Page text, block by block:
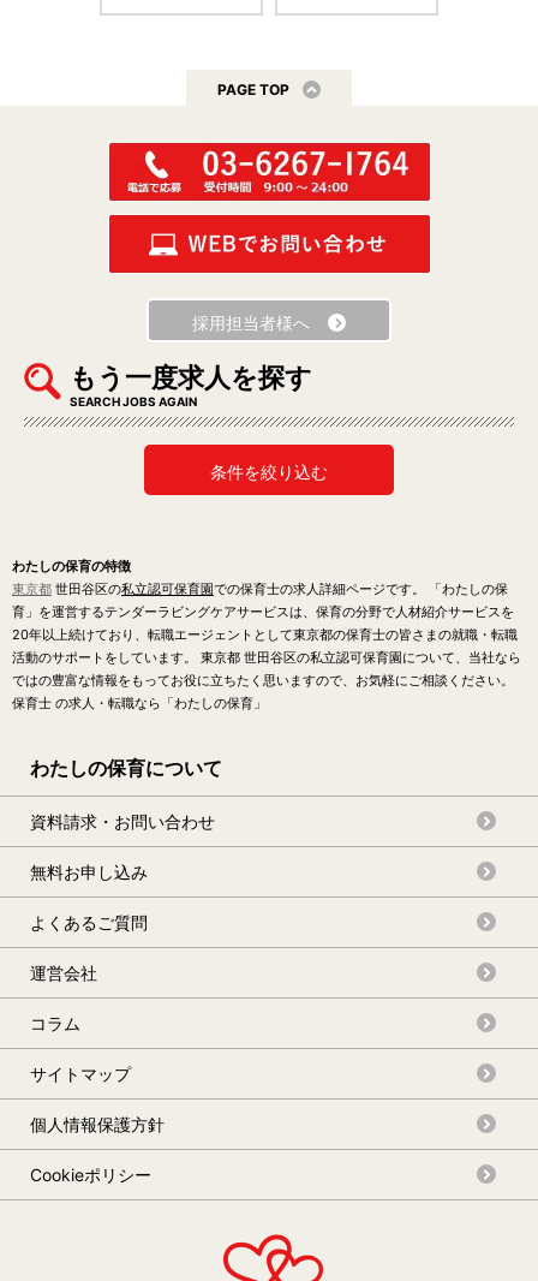
PAGE TOP
採用担当者様へ
もう一度求人を探す
SEARCH JOBS AGAIN
条件を絞り込む
わたしの保育の特徴
東京都 世田谷区の私立認可保育園での保育士の求人詳細ページです。 「わたしの保
育」を運営するテンダーラビングケアサービスは、保育の分野で人材紹介サービスを
20年以上続けており、転職エージェントとして東京都の保育士の皆さまの就職・転職
活動のサポートをしています。 東京都 世田谷区の私立認可保育園について、当社なら
ではの豊富な情報をもってお役に立ちたく思いますので、お気軽にご相談ください。
保育士 の求人・転職なら「わたしの保育」
わたしの保育について
資料請求・お問い合わせ
無料お申し込み
よくあるご質問
運営会社
コラム
サイトマップ
個人情報保護方針
Cookieポリシー